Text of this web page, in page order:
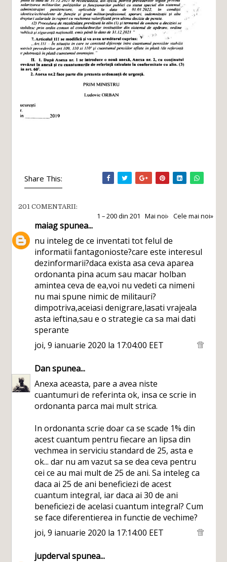
Share This:
201 COMENTARII:
1 – 200 din 201 Mai noi› Cele mai noi»
maiagspunea...
nu inteleg de ce inventati tot felul de
informatii fantagonioste?care este interesul
dezinformarii?daca exista asa ceva aparea
ordonanta pina acum sau macar holban
amintea ceva de ea,voi nu vedeti ca nimeni
nu mai spune nimic de militauri?
dimpotriva,aceiasi denigrare,lasati vrajeala
asta ieftina,sau e o strategie ca sa mai dati
sperante
joi, 9 ianuarie 2020 la 17:04:00 EET
Danspunea...
Anexa aceasta, pare a avea niste
cuantumuri de referinta ok, insa ce scrie in
ordonanta parca mai mult strica.
In ordonanta scrie doar ca se scade 1% din
acest cuantum pentru fiecare an lipsa din
vechmea in serviciu standard de 25, asta e
ok... dar nu am vazut sa se dea ceva pentru
cei ce au mai mult de 25 de ani. Sa inteleg ca
daca ai 25 de ani beneficiezi de acest
cuantum integral, iar daca ai 30 de ani
beneficiezi de acelasi cuantum integral? Cum
se face diferentierea in functie de vechime?
joi, 9 ianuarie 2020 la 17:14:00 EET
jupdervalspunea...